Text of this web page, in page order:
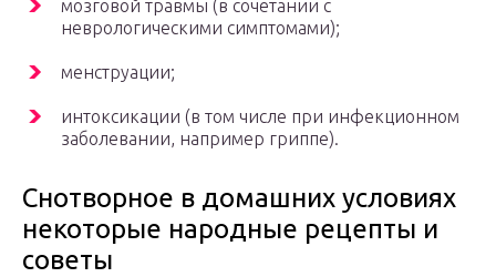
мозговой травмы (в сочетании с
неврологическими симптомами);
менструации;
интоксикации (в том числе при инфекционном
заболевании, например гриппе).
Снотворное в домашних условиях
некоторые народные рецепты и
советы